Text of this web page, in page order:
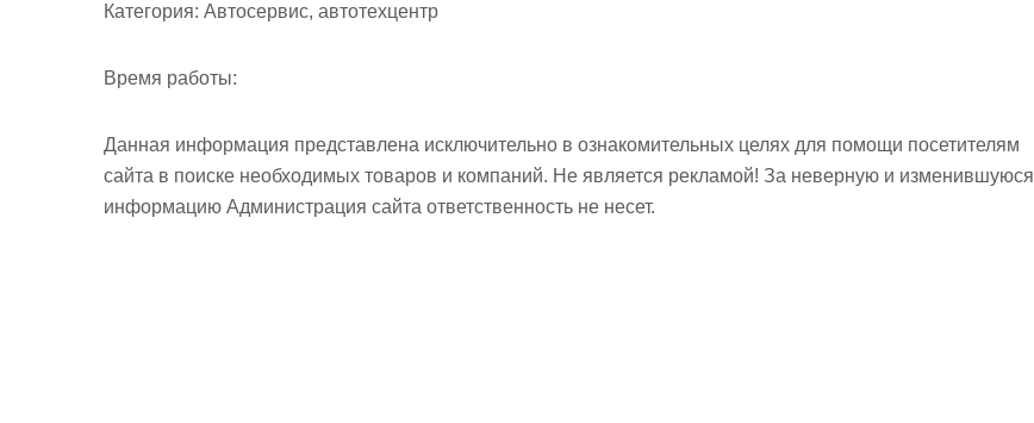
Категория: Автосервис, автотехцентр
Время работы:
Данная информация представлена исключительно в ознакомительных целях для помощи посетителям
сайта в поиске необходимых товаров и компаний. Не является рекламой! За неверную и изменившуюся
информацию Администрация сайта ответственность не несет.